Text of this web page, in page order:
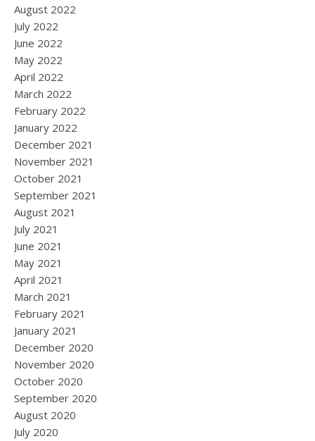
August 2022
July 2022
June 2022
May 2022
April 2022
March 2022
February 2022
January 2022
December 2021
November 2021
October 2021
September 2021
August 2021
July 2021
June 2021
May 2021
April 2021
March 2021
February 2021
January 2021
December 2020
November 2020
October 2020
September 2020
August 2020
July 2020